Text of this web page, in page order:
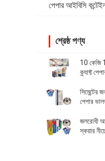
পেপার আইবিসি
শ্রেষ্ঠ পণ্য
10 কেজি
ক্র্যাফ্ট
সিমেন্টের
পেপার
জলরোধী
স্কয়ার